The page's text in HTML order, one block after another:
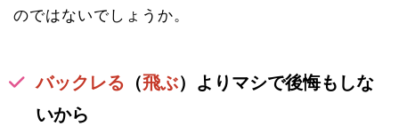
のではないでしょうか。
バックレる （飛ぶ）よりマシで後悔もしな
いから